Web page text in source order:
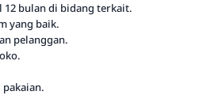
12 bulan di bidang terkait.
yang baik.
pelanggan.